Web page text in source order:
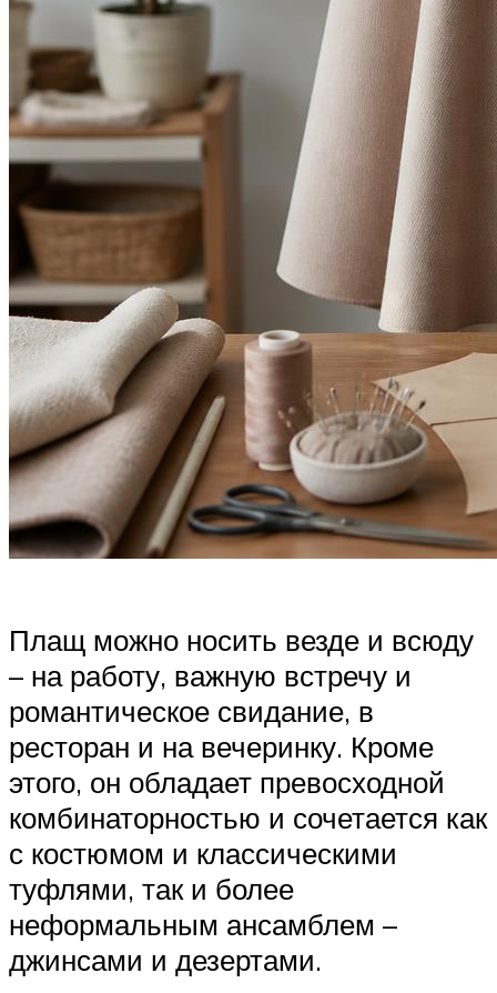
Плащ можно носить везде и всюду
– на работу, важную встречу и
романтическое свидание, в
ресторан и на вечеринку. Кроме
этого, он обладает превосходной
комбинаторностью и сочетается как
с костюмом и классическими
туфлями, так и более
неформальным ансамблем –
джинсами и дезертами.